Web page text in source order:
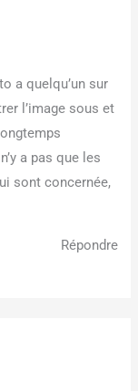
a quelqu’un sur
l’image sous et
a pas que les
sont concernée,
Répondre